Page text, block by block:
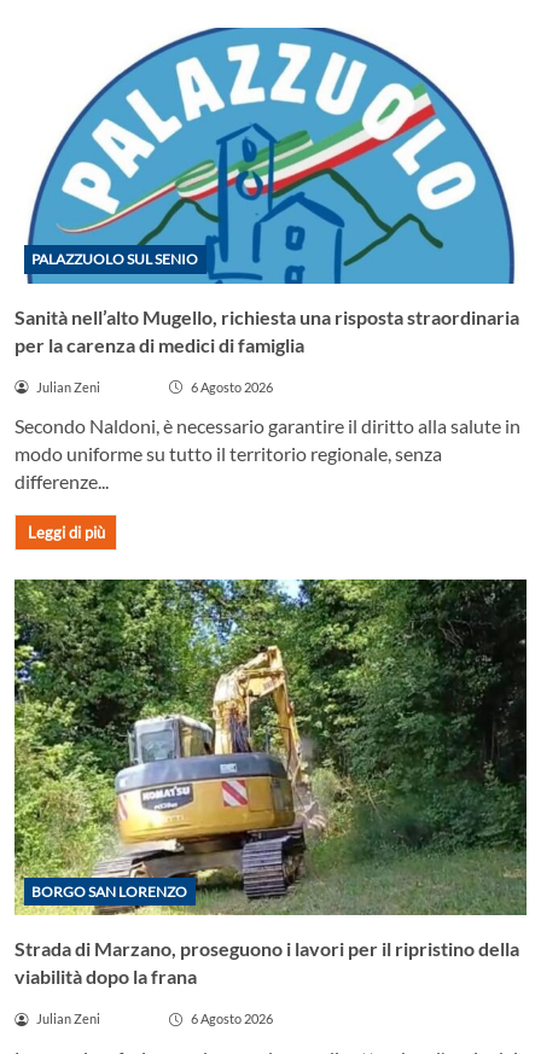
PALAZZUOLO SUL SENIO
Sanità nell’alto Mugello, richiesta una risposta straordinaria
per la carenza di medici di famiglia
Julian Zeni 6 Agosto 2026
Secondo Naldoni, è necessario garantire il diritto alla salute in
modo uniforme su tutto il territorio regionale, senza
differenze...
Leggi di più
BORGO SAN LORENZO
Strada di Marzano, proseguono i lavori per il ripristino della
viabilità dopo la frana
Julian Zeni 6 Agosto 2026